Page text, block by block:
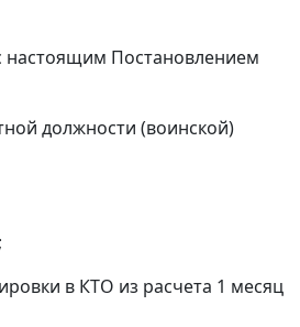
настоящим Постановлением
должности (воинской)
в КТО из расчета 1 месяц